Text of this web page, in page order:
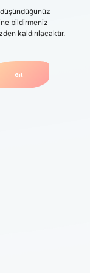
bildirmeniz
kaldırılacaktır.